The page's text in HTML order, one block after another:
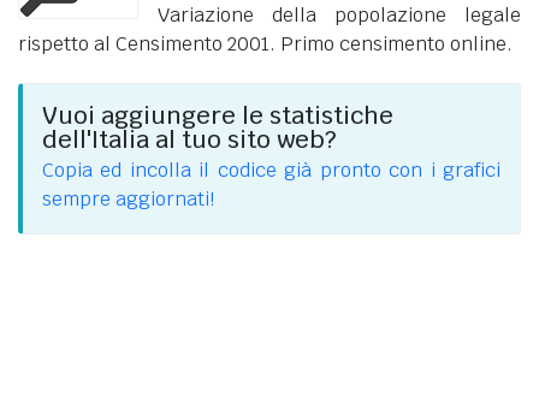
Variazione della popolazione legale
rispetto al Censimento 2001. Primo censimento online.
Vuoi aggiungere le statistiche
dell'Italia al tuo sito web?
Copia ed incolla il codice già pronto con i grafici
sempre aggiornati!